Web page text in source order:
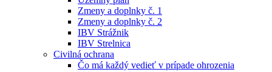
Zmeny a doplnky č. 1
Zmeny a doplnky č. 2
IBV Strážnik
IBV Strelnica
Civilná ochrana
Čo má každý vedieť v prípade ohrozenia